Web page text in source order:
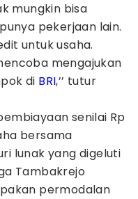
mungkin bisa
pekerjaan lain.
untuk usaha.
mengajukan
di BRI,’’ tutur
senilai Rp
bersama
lunak yang digeluti
Tambakrejo
permodalan